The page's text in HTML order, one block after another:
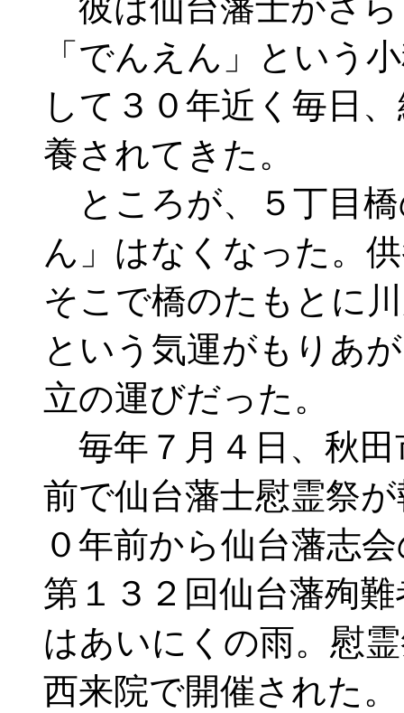
「でんえん」という
して３０年近く毎日
養されてきた。
ところが、５丁目
ん」はなくなった。
そこで橋のたもとに
という気運がもりあ
立の運びだった。
毎年７月４日、秋田
前で仙台藩士慰霊祭
０年前から仙台藩志
第１３２回仙台藩殉
はあいにくの雨。慰
西来院で開催された。